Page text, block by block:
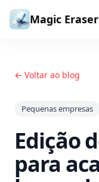
Ir para o conteúdo
Magic Eraser
← Voltar ao blog
Pequenas empresas
Edição
para